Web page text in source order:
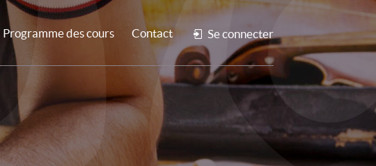
Programme des cours Contact Se connecter